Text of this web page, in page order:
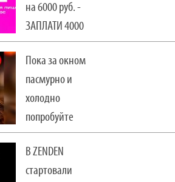
на 6000 руб. -
ЗАПЛАТИ 4000
руб.!"
Пока за окном
пасмурно и
холодно
попробуйте
согревающие
новинки.
В ZENDEN
стартовали